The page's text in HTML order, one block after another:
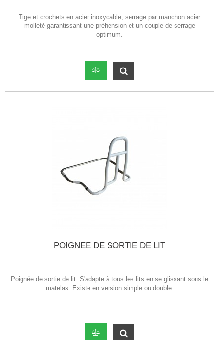
Tige et crochets en acier inoxydable, serrage par manchon acier
molleté garantissant une préhension et un couple de serrage
optimum.
POIGNEE DE SORTIE DE LIT
Poignée de sortie de lit S'adapte à tous les lits en se glissant sous le
matelas. Existe en version simple ou double.